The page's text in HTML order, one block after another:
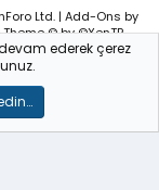
Ltd.| Add-Ons by
© by ©XenTR
hakkında T.C.K
© 2025-2026
ederek çerez